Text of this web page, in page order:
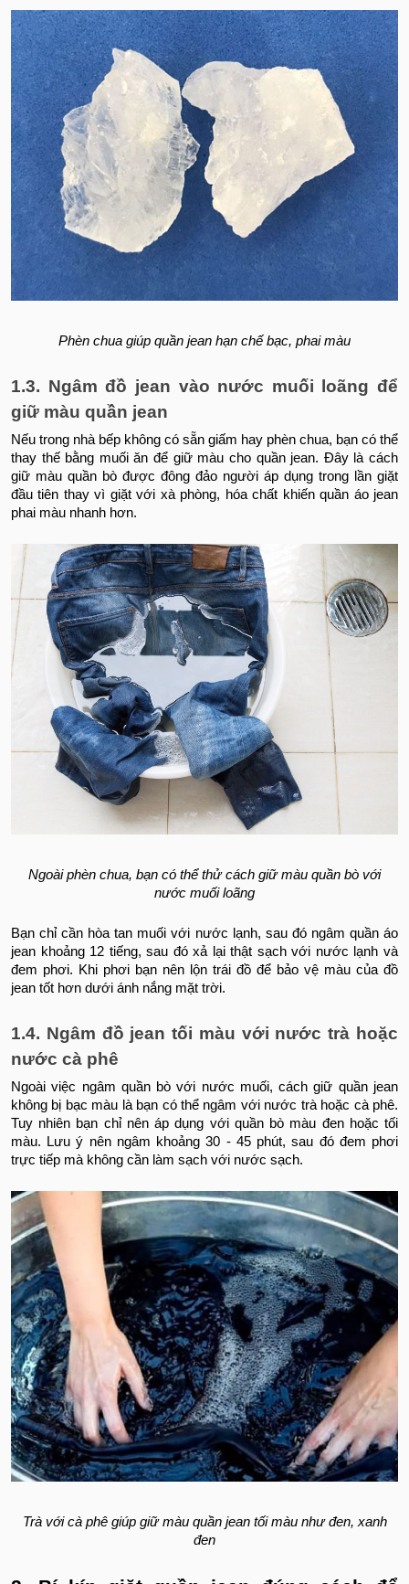
Phèn chua giúp quần jean hạn chế bạc, phai màu
1.3. Ngâm đồ jean vào nước muối loãng để
giữ màu quần jean
Nếu trong nhà bếp không có sẵn giấm hay phèn chua, bạn có thể
thay thế bằng muối ăn để giữ màu cho quần jean. Đây là cách
giữ màu quần bò được đông đảo người áp dụng trong lần giặt
đầu tiên thay vì giặt với xà phòng, hóa chất khiến quần áo jean
phai màu nhanh hơn.
Ngoài phèn chua, bạn có thể thử cách giữ màu quần bò với
nước muối loãng
Bạn chỉ cần hòa tan muối với nước lạnh, sau đó ngâm quần áo
jean khoảng 12 tiếng, sau đó xả lại thật sạch với nước lạnh và
đem phơi. Khi phơi bạn nên lộn trái đồ để bảo vệ màu của đồ
jean tốt hơn dưới ánh nắng mặt trời.
1.4. Ngâm đồ jean tối màu với nước trà hoặc
nước cà phê
Ngoài việc ngâm quần bò với nước muối, cách giữ quần jean
không bị bạc màu là bạn có thể ngâm với nước trà hoặc cà phê.
Tuy nhiên bạn chỉ nên áp dụng với quần bò màu đen hoặc tối
màu. Lưu ý nên ngâm khoảng 30 - 45 phút, sau đó đem phơi
trực tiếp mà không cần làm sạch với nước sạch.
Trà với cà phê giúp giữ màu quần jean tối màu như đen, xanh
đen